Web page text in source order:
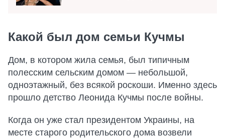
Какой был дом семьи Кучмы
Дом, в котором жила семья, был типичным
полесским сельским домом — небольшой,
одноэтажный, без всякой роскоши. Именно здесь
прошло детство Леонида Кучмы после войны.
Когда он уже стал президентом Украины, на
месте старого родительского дома возвели